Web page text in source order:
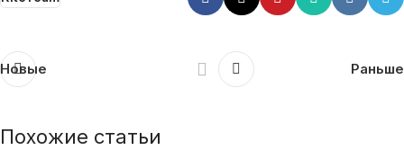
Новые Раньше
Похожие статьи